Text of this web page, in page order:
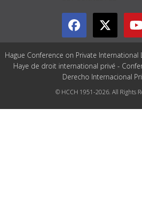
Hague Conference on Private International
Haye de droit international privé -
Derecho Internacional
© HCCH 1951-2026. All Rights